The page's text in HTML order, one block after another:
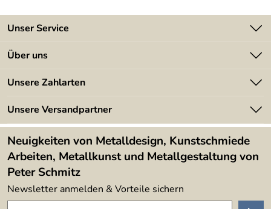
Unser Service
Kontakt
Kundeninformationen
Newsletter
Lieferbedingungen
Über uns
Angebote
Kundenbewertungen (394)
4,9/5
Unsere Zahlarten
Unsere Versandpartner
Neuigkeiten von Metalldesign, Kunstschmiede
Arbeiten, Metallkunst und Metallgestaltung von
Peter Schmitz
Newsletter anmelden & Vorteile sichern